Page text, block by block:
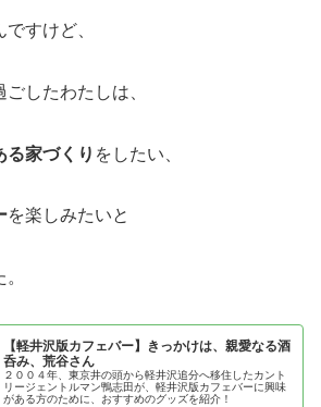
すけど、
したわたしは、
る家づくり をしたい、
を楽しみたいと
【軽井沢版カフェバー】きっかけは、親愛なる酒
呑み、荒谷さん
２００４年、東京井の頭から軽井沢追分へ移住したカント
リージェントルマン鴨志田が、軽井沢版カフェバーに興味
がある方のために、おすすめのグッズを紹介！